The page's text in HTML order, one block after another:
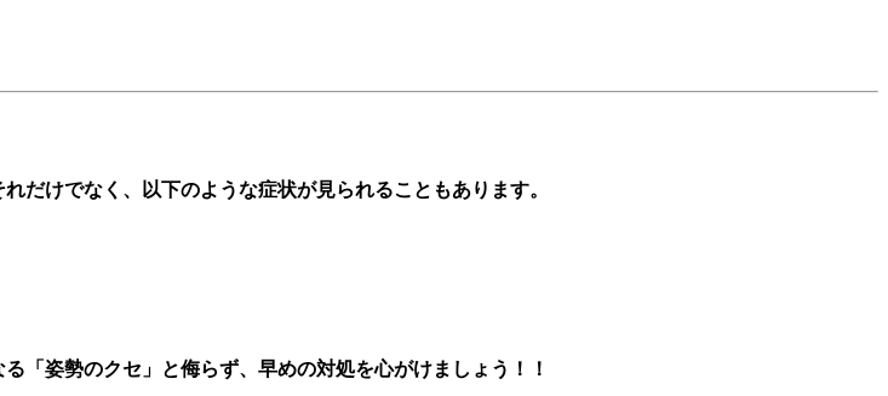
だけでなく、以下のような症状が見られることもあります。
「姿勢のクセ」と侮らず、早めの対処を心がけましょう！！